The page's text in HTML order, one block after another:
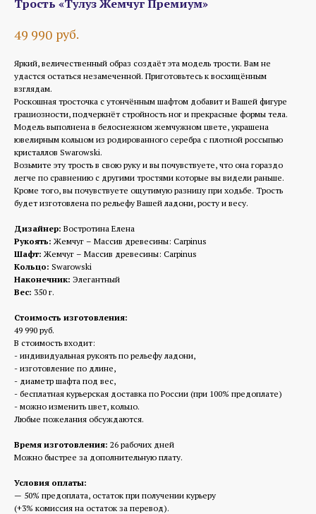
Трость «Тулуз Жемчуг Премиум»
49 990 руб.
Яркий, величественный образ создаёт эта модель трости. Вам не
удастся остаться незамеченной. Приготовьтесь к восхищённым
взглядам.
Роскошная тросточка с утончённым шафтом добавит и Вашей фигуре
грациозности, подчеркнёт стройность ног и прекрасные формы тела.
Модель выполнена в белоснежном жемчужном цвете, украшена
ювелирным кольцом из родированного серебра с плотной россыпью
кристаллов Swarowski.
Возьмите эту трость в свою руку и вы почувствуете, что она гораздо
легче по сравнению с другими тростями которые вы видели раньше.
Кроме того, вы почувствуете ощутимую разницу при ходьбе. Трость
будет изготовлена по рельефу Вашей ладони, росту и весу.
Дизайнер: Востротина Елена
Рукоять: Жемчуг – Массив древесины: Carpinus
Шафт: Жемчуг – Массив древесины: Carpinus
Кольцо: Swarowski
Наконечник: Элегантный
Вес: 350 г.
Стоимость изготовления:
49 990 руб.
В стоимость входит:
- индивидуальная рукоять по рельефу ладони,
- изготовление по длине,
- диаметр шафта под вес,
- бесплатная курьерская доставка по России (при 100% предоплате)
- можно изменить цвет, кольцо.
Любые пожелания обсуждаются.
Время изготовления: 26 рабочих дней
Можно быстрее за дополнительную плату.
Условия оплаты:
— 50% предоплата, остаток при получении курьеру
(+3% комиссия на остаток за перевод).